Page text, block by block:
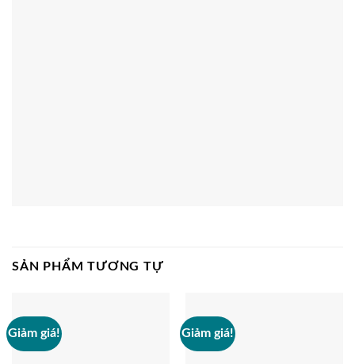
SẢN PHẨM TƯƠNG TỰ
Giảm giá! Giảm giá!